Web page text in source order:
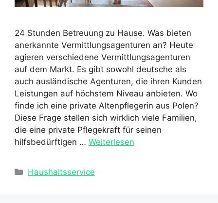
24 Stunden Betreuung zu Hause. Was bieten
anerkannte Vermittlungsagenturen an? Heute
agieren verschiedene Vermittlungsagenturen
auf dem Markt. Es gibt sowohl deutsche als
auch ausländische Agenturen, die ihren Kunden
Leistungen auf höchstem Niveau anbieten. Wo
finde ich eine private Altenpflegerin aus Polen?
Diese Frage stellen sich wirklich viele Familien,
die eine private Pflegekraft für seinen
hilfsbedürftigen … Weiterlesen
Kategorien
Haushaltsservice